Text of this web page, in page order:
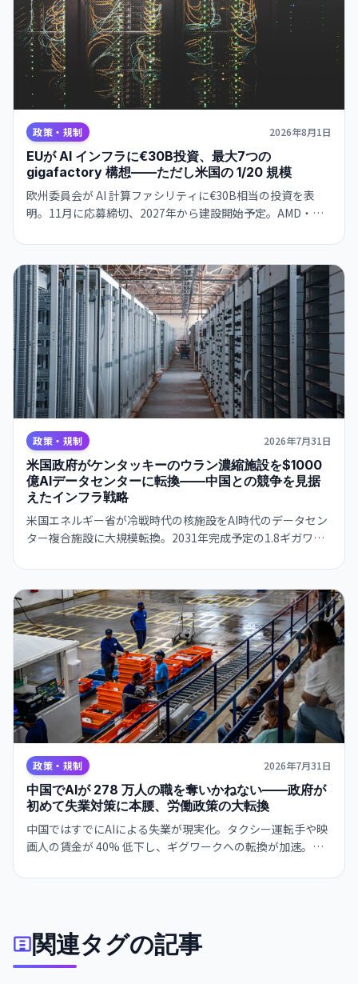
政策・規制 2026年8月1日
EUが AI インフラに€30B投資、最大7つの
gigafactory 構想——ただし米国の 1/20 規模
欧州委員会が AI 計算ファシリティに€30B相当の投資を表
明。11月に応募締切、2027年から建設開始予定。AMD・
政策・規制 2026年7月31日
米国政府がケンタッキーのウラン濃縮施設を$1000
億AIデータセンターに転換——中国との競争を見据
えたインフラ戦略
米国エネルギー省が冷戦時代の核施設をAI時代のデータセン
ター複合施設に大規模転換。2031年完成予定の1.8ギガワッ
を入れる。
政策・規制 2026年7月31日
中国でAIが 278 万人の職を奪いかねない——政府が
初めて失業対策に本腰、労働政策の大転換
中国ではすでにAIによる失業が現実化。タクシー運転手や映
画人の賃金が 40% 低下し、ギグワークへの転換が加速。国
は雇用創出と AI 融合の同時実現にかじを切った。
関連タグの記事